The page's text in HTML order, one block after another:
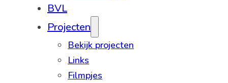
BVL
Projecten
Bekijk projecten
Links
Filmpjes